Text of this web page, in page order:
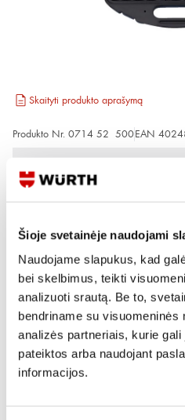
Šioje svetainėje naudojami
Naudojame slapukus, kad
bei skelbimus, teikti
analizuoti srautą. Be to,
bendriname su
analizės partneriais, kurie
pateiktos arba naudojant
informacijos.
Skaityti produkto aprašymą
Produkto Nr. 0714 52 500 EAN
Prisijungti /
Reikia daugiau informacijos?
Rodyti artimiausią parduotuvę
Skambinti:+370 694 91387